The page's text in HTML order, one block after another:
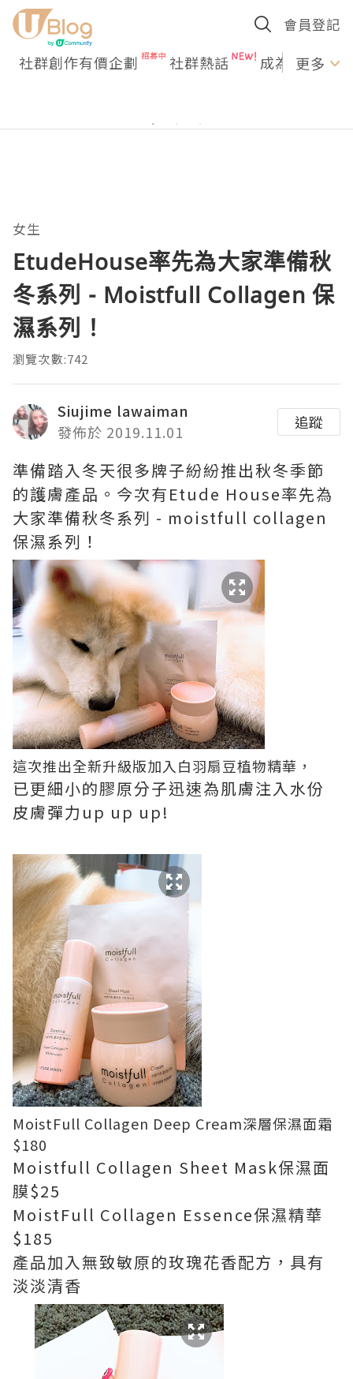
會員登記
社群創作有價企劃 社群熱話 成為U更多
女生
EtudeHouse率先為大家準備秋
冬系列 - Moistfull Collagen 保
濕系列！
瀏覽次數:742
Siujime lawaiman
發佈於 2019.11.01
追蹤
準備踏入冬天很多牌子紛紛推出秋冬季節
的護膚產品。今次有Etude House率先為
大家準備秋冬系列 - moistfull collagen
保濕系列！
這次推出全新升級版加入白羽扇豆植物精華，
已更細小的膠原分子迅速為肌膚注入水份
皮膚彈力up up up!
MoistFull Collagen Deep Cream深層保濕面霜
$180
Moistfull Collagen Sheet Mask保濕面
膜$25
MoistFull Collagen Essence保濕精華
$185
產品加入無致敏原的玫瑰花香配方，具有
淡淡清香